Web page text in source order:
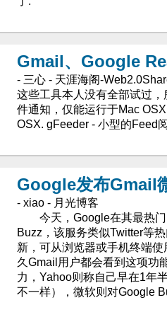
Gmail、Google
- 三心 - 天涯海阁-
这些工具本人没有全部试过
件通知，仅能运行于Mac
OSX. gFeeder - 小型的Feed
Google发布Gmail
- xiao - 月光博客
今天，Google在其最热门
Buzz，该服务类似Twitter等
新，可从浏览器或手机终端
久Gmail用户都会看到这项
力，Yahoo则称自己早在1年
不一样），微软则对Google